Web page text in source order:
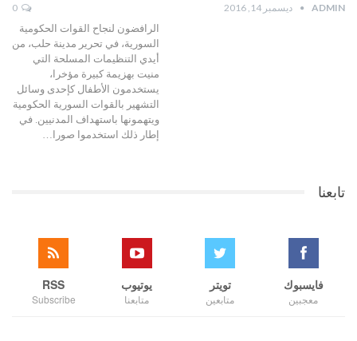
ADMIN ديسمبر 14, 2016
الرافضون لنجاح القوات الحكومية
السورية، في تحرير مدينة حلب، من
أيدي التنظيمات المسلحة التي
منيت بهزيمة كبيرة مؤخرا،
يستخدمون الأطفال كإحدى وسائل
التشهير بالقوات السورية الحكومية
ويتهمونها باستهداف المدنيين. في
إطار ذلك استخدموا صورا…
تابعنا
فايسبوك
معجبين
تويتر
متابعين
يوتيوب
متابعنا
RSS
Subscribe